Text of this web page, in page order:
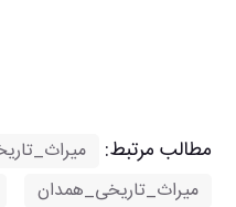
مطالب مرتبط:
میراث_تاریخی_همدان